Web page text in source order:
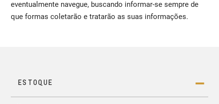
eventualmente navegue, buscando informar-se sempre de
que formas coletarão e tratarão as suas informações.